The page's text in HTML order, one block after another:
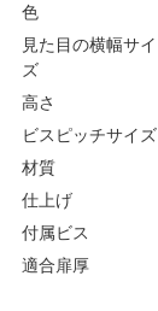
色
見た目の横幅サイ
ズ
高さ
ビスピッチサイズ
材質
仕上げ
付属ビス
適合扉厚